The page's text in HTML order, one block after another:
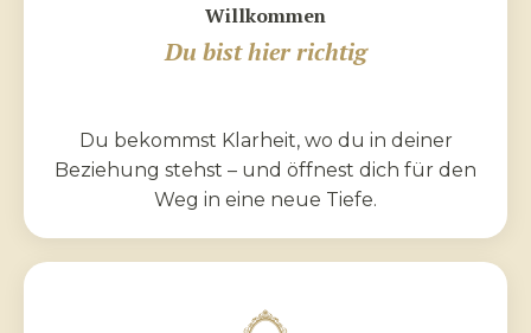
Willkommen
Du bisthier richtig
Du bekommst Klarheit, wo du in deiner
Beziehung stehst – und öffnest dich für den
Weg in eine neue Tiefe.